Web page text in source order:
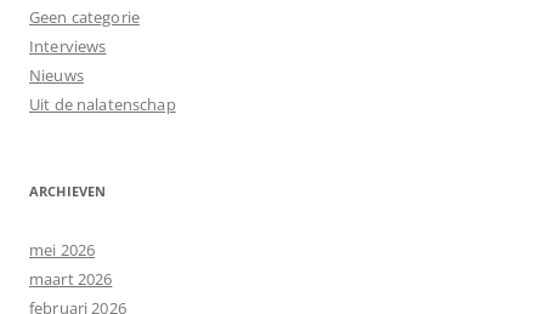
Geen categorie
Interviews
Nieuws
Uit de nalatenschap
ARCHIEVEN
mei 2026
maart 2026
februari 2026